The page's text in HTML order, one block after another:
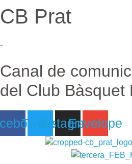
Ir
al
CB Prat
-
Canal de
del Club Bàsquet
TwitterInstagram
Envelope